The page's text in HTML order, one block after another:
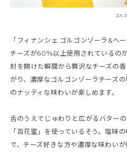
ゴル
「フィナンシェ ゴルゴンゾーラ&ヘ
チーズが60％以上使用されているの
封を開けた瞬間から贅沢なチーズの
がり、濃厚なゴルゴンゾーラチーズ
のナッティな味わいが楽しめます。
舌のうえでじゅわりと広がるバター
「百花蜜」を使っているそう。塩味
で、チーズ好きな方や濃厚な味わいが